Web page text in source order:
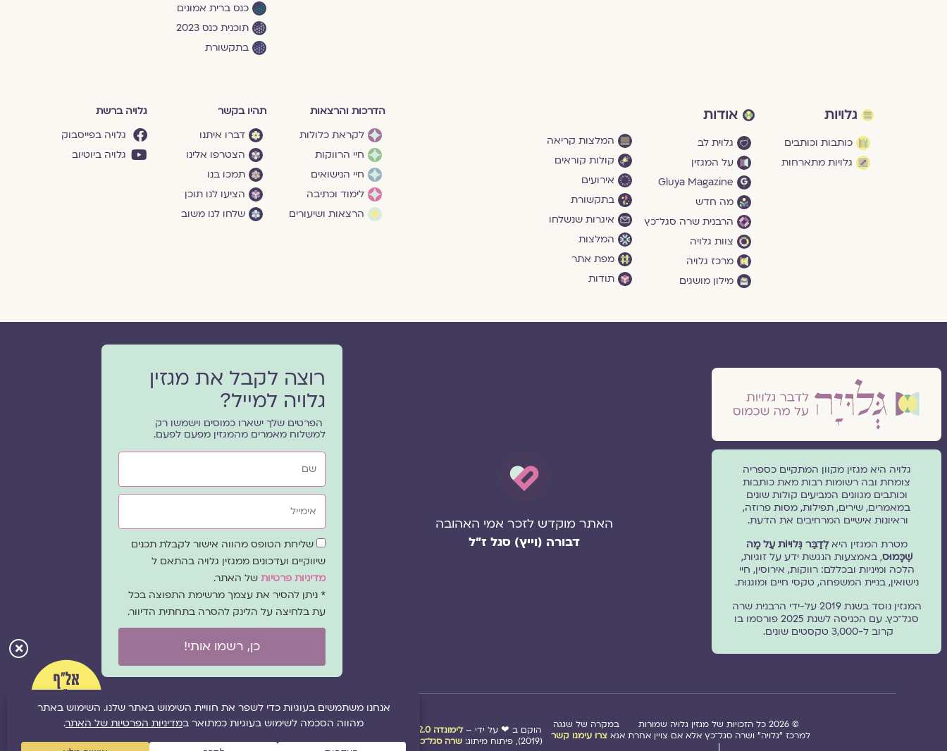
כנס ברית אמונים
תוכנית כנס 2023
בתקשורת
גלויות
כותבות וכותבים
גלויות מתארחות
אודות
גלוית לב
על המגזין
Gluya Magazine
מה חדש
הרבנית שרה סגל־כץ
צוות גלויה
מרכז גלויה
מילון מושגים
המלצות קריאה
קולות קוראים
אירועים
בתקשורת
איגרות שנשלחו
המלצות
מפת אתר
תודות
הדרכות והרצאות
לקראת כלולות
חיי הרווקות
חיי הנישואים
לימוד וכתיבה
הרצאות ושיעורים
תהיו בקשר
דברו איתנו
הצטרפו אלינו
תמכו בנו
הציעו לנו תוכן
שלחו לנו משוב
גלויה ברשת
גלויה בפייסבוק
גלויה ביוטיוב
גלויה היא מגזין מקוון המתקיים כספריה
צומחת ובה רשומות רבות מאת כותבות
וכותבים מגוונים המביעים קולות שונים
במאמרים, שירים, תפילות, מסות פרוזה,
וראיונות אישיים המרחיבים את הדעת.
מטרת המגזין היאלְדַבֵּר גְּלוּיוֹת עַל מָה
שֶׁכָּמוּס, באמצעות הנגשת ידע על זוגיות,
הלכה ומיניות ובכללם: רווקות, אירוסין, חיי
נישואין, בניית המשפחה, טקסי חיים ומוגנוּת.
המגזין נוסד בשנת 2019 על-ידי הרבנית שרה
סגל־כץ. עם הכניסה לשנת 2025 פורסמו בו
קרוב ל-3,000 טקסטים שונים.
האתר מוקדש לזכר אמי האהובה
דבורה (וייץ) סגל ז"ל
רוצה לקבל את מגזין
גלויה למייל?
הפרטים שלך ישארו כמוסים וישמשו רק
למשלוח מאמרים מהמגזין מפעם לפעם.
שם
אימייל
שדה
הסכמה
שליחת הטופס מהווה אישור לקבלת תכנים
שיווקיים ועדכונים ממגזין גלויה בהתאם ל
מדיניות פרטיות של האתר.
* ניתן להסיר את עצמך מרשימת התפוצה בכל
עת בלחיצה על הלינק להסרה בתחתית הדיוור.
כן, רשמו אותי!
© 2026 כל הזכויות של מגזין גלויה שמורות
למרכז "גלויה" ושרה סגל־כץ אלא אם צויין אחרת
|
במקרה של שגגה
אנאצרו עימנו קשר הוקם ב ❤ על ידי – לימונדה 2.0
סטודיו נופר דסקל
(2019), פיתוח מיתוג:
שרה סגל־כץ לימונדה 2.0 (2020-2026) מפת אתר|תקנון אתר|מדיניות פרטיות|